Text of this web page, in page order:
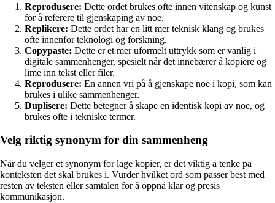
Reprodusere: Dette ordet brukes ofte innen vitenskap og kunst
for å referere til gjenskaping av noe.
Replikere: Dette ordet har en litt mer teknisk klang og brukes
ofte innenfor teknologi og forskning.
Copypaste: Dette er et mer uformelt uttrykk som er vanlig i
digitale sammenhenger, spesielt når det innebærer å kopiere og
lime inn tekst eller filer.
Reprodusere: En annen vri på å gjenskape noe i kopi, som kan
brukes i ulike sammenhenger.
Duplisere: Dette betegner å skape en identisk kopi av noe, og
brukes ofte i tekniske termer.
Velg riktig synonym for din sammenheng
Når du velger et synonym for lage kopier, er det viktig å tenke på
konteksten det skal brukes i. Vurder hvilket ord som passer best med
resten av teksten eller samtalen for å oppnå klar og presis
kommunikasjon.